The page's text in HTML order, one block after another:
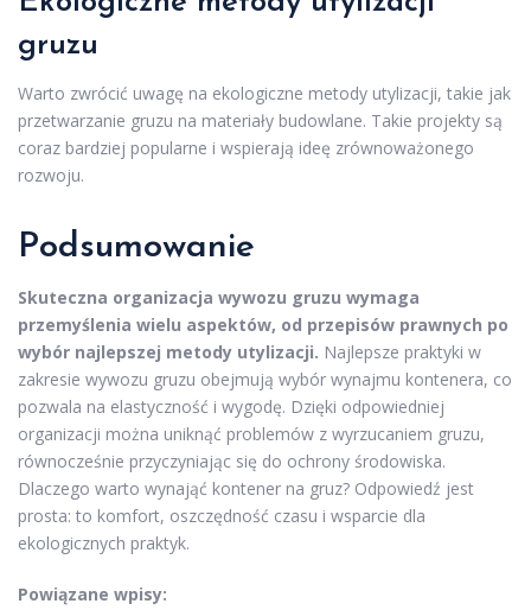
gruzu
Warto zwrócić uwagę na ekologiczne metody utylizacji, takie jak
przetwarzanie gruzu na materiały budowlane. Takie projekty są
coraz bardziej popularne i wspierają ideę zrównoważonego
rozwoju.
Podsumowanie
Skuteczna organizacja wywozu gruzu wymaga
przemyślenia wielu aspektów, od przepisów prawnych po
wybór najlepszej metody utylizacji. Najlepsze praktyki w
zakresie wywozu gruzu obejmują wybór wynajmu kontenera, co
pozwala na elastyczność i wygodę. Dzięki odpowiedniej
organizacji można uniknąć problemów z wyrzucaniem gruzu,
równocześnie przyczyniając się do ochrony środowiska.
Dlaczego warto wynająć kontener na gruz? Odpowiedź jest
prosta: to komfort, oszczędność czasu i wsparcie dla
ekologicznych praktyk.
Powiązane wpisy: